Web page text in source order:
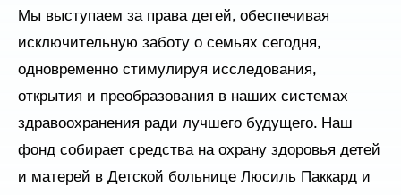
Мы выступаем за права детей, обеспечивая
исключительную заботу о семьях сегодня,
одновременно стимулируя исследования,
открытия и преобразования в наших системах
здравоохранения ради лучшего будущего. Наш
фонд собирает средства на охрану здоровья детей
и матерей в Детской больнице Люсиль Паккард и